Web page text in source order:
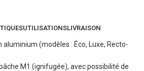
UTILISATIONSLIVRAISON
aluminium (modèles : Éco, Luxe, Recto-
M1 (ignifugée), avec possibilité de